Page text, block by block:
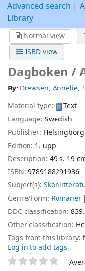
Advanced search
Library
Normal view
ISBD view
Dagboken /
By: Drewsen, Annelie,
Material type:
Text
Language: Swedish
Publisher:
Edition: 1. uppl
Description: 49 s. 19
ISBN: 9789188291936
Subject(s):
Genre/Form: Romaner
DDC classification:
Other classification:
Tags from this library:
Log in to add tags.
Star ratings